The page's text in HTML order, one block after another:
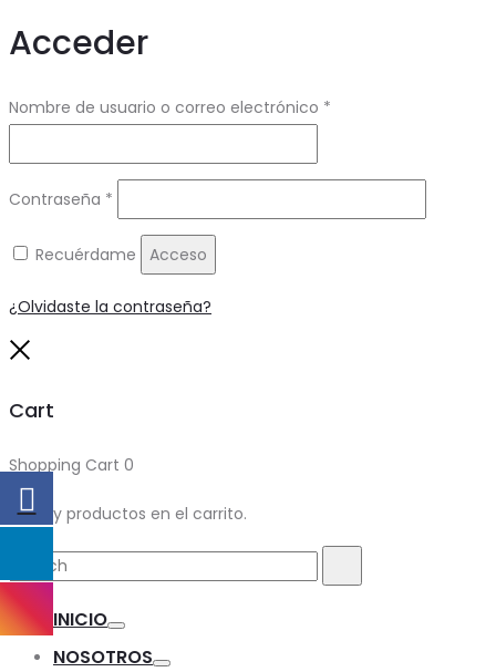
Acceder
Nombre de usuario o correo electrónico *
Contraseña *
Recuérdame Acceso
¿Olvidaste la contraseña?
Cart
Shopping Cart 0
No hay productos en el carrito.
Search
for:
INICIO
NOSOTROS